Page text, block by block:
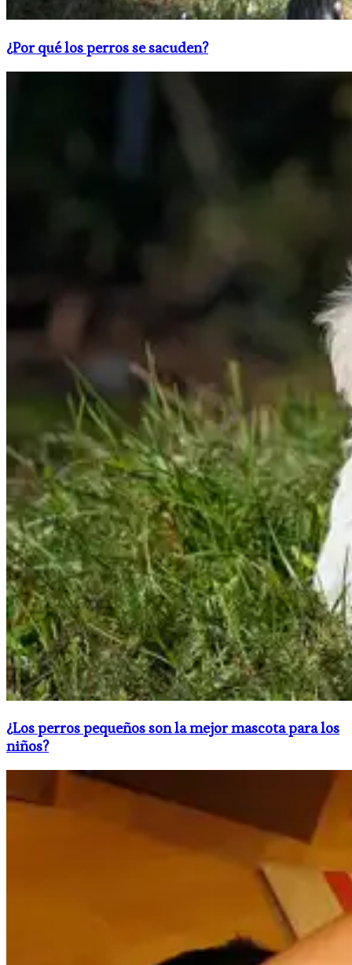
¿Por qué los perros se sacuden?
​¿Los perros pequeños son la mejor mascota para los
niños?